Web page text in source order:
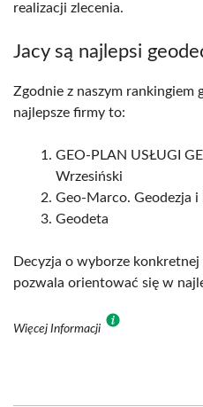
realizacji zlecenia.
Jacy są najlepsi
Zgodnie z naszym rankingiem
najlepsze firmy to:
GEO-PLAN USŁUGI
Wrzesiński
Geo-Marco. Geodezja
Geodeta
Decyzja o wyborze
pozwala orientować się w
Więcej Informacji